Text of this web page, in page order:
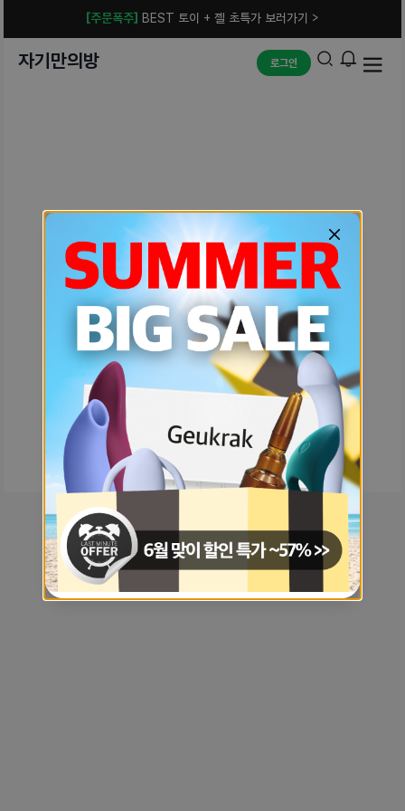
[주문폭주] BEST 토이 + 젤 초특가 보러가기 >
자기만의방 로그인
예상치 못한 에러입니다.